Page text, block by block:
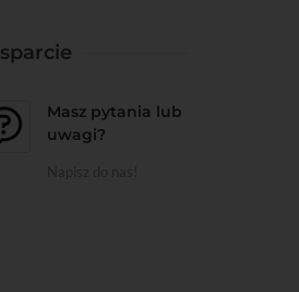
Masz pytania lub
uwagi?